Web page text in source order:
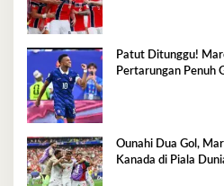
Patut Ditunggu!
Pertarungan Penuh
Ounahi Dua Gol,
Kanada di Piala